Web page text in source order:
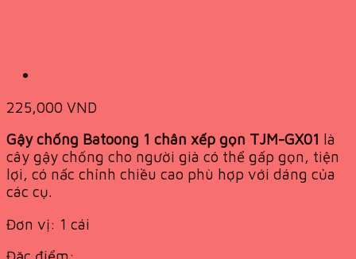
225,000 VND
Gậy chống Batoong 1 chân xếp gọn TJM-GX01 là
cây gậy chống cho người già có thể gấp gọn, tiện
lợi, có nấc chỉnh chiều cao phù hợp với dáng của
các cụ.
Đơn vị: 1 cái